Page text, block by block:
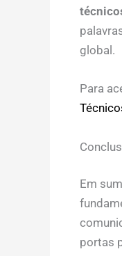
global.
Para
Em
portas